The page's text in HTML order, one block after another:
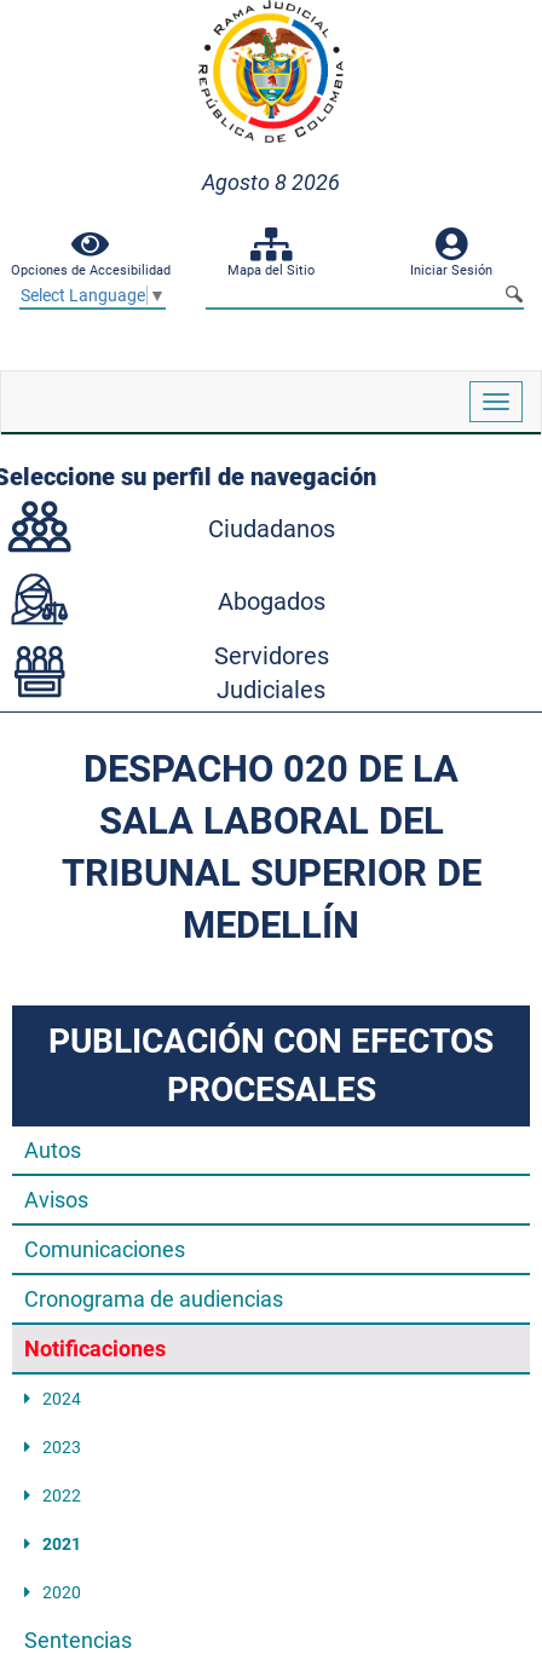
Agosto 8 2026
Opciones de Accesibilidad Mapa del Sitio Iniciar Sesión
Select Language ▼
su perfil de navegación
Ciudadanos
Abogados
Servidores
Judiciales
DESPACHO 020 DE LA
SALA LABORAL DEL
TRIBUNAL SUPERIOR DE
MEDELLÍN
PUBLICACIÓN CON EFECTOS
PROCESALES
Autos
Avisos
Comunicaciones
Cronograma de audiencias
Notificaciones
2024
2023
2022
2021
2020
Sentencias